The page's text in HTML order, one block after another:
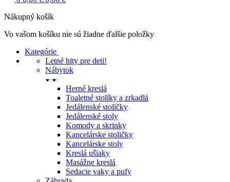
Nákupný košík
Vo vašom košíku nie sú žiadne ďalšie položky
Kategórie
Letné hity pre deti!
Nábytok
Herné kreslá
Toaletné stolíky a zrkadlá
Jedálenské stoličky
Jedálenské stoly
Komody a skrinky
Kancelárske stoličky
Kancelárske stoly
Kreslá ušiaky
Masážne kreslá
Sedacie vaky a pufy